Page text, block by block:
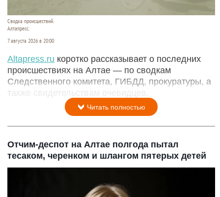
Сводка происшествий.
Алтапресс.
7 августа 2026 в 20:00
Аltapress.ru коротко рассказывает о последних
происшествиях на Алтае — по сводкам
Следственного комитета, ГИБДД, прокуратуры, а
также свидетельствам очевидцев.
Читать полностью
Отчим-деспот на Алтае полгода пытал
тесаком, черенком и шлангом пятерых детей